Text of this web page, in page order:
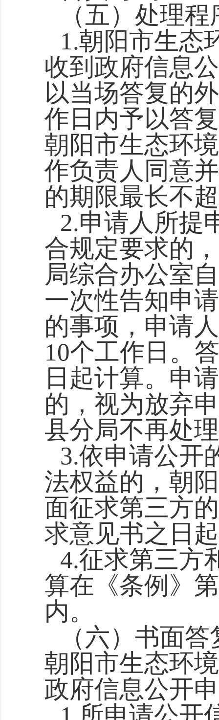
（五）处理
1.朝阳市生态
收到政府信息
以当场答复的
作日内予以答
朝阳市生态环
作负责人同意
的期限最长不
2.申请人所提
合规定要求的，
局综合办公室
一次性告知申
的事项，申请
10个工作日。
日起计算。申
的，视为放弃
县分局不再处
3.依申请公开
法权益的， 朝
面征求第三方
求意见书之日
4.征求第三方
算在《条例》
内。
（六）书面
朝阳市生态环
政府信息公开